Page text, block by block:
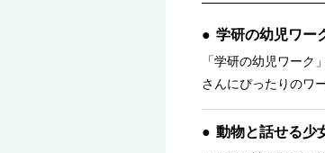
学研の幼児ワー
「学研の幼児ワー
さんにぴったりのワ
動物と話せる